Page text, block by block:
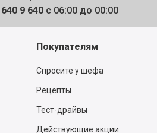
9 640 с 06:00 до 00:00
Покупателям
Спросите у шефа
Рецепты
Тест-драйвы
Действующие акции